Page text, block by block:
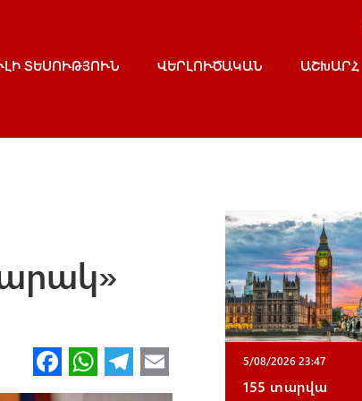
ՏԵՍՈՒԹՅՈՒՆ ՎԵՐԼՈՒԾԱԿԱՆ ԱՇԽԱՐՀ
Fa
ce
W
h
Te
le m
5/08/2026 23:47
155 տարվա